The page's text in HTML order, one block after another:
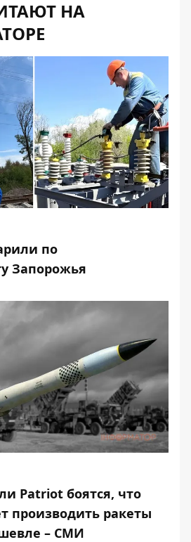
НА
по
Запорожья
Patriot боятся, что
производить ракеты
– СМИ